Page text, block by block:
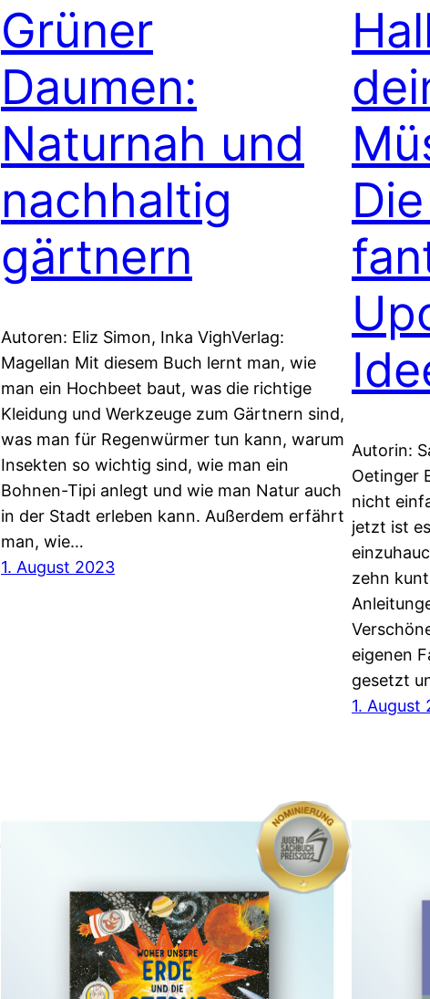
Grüner
Daumen:
Naturnah und
nachhaltig
gärtnern
Autoren: Eliz Simon, Inka VighVerlag:
Magellan Mit diesem Buch lernt man, wie
man ein Hochbeet baut, was die richtige
Kleidung und Werkzeuge zum Gärtnern sind,
was man für Regenwürmer tun kann, warum
Insekten so wichtig sind, wie man ein
Bohnen-Tipi anlegt und wie man Natur auch
in der Stadt erleben kann. Außerdem erfährt
man, wie…
1. August 2023
Autorin:
Oetinger
nicht
jetzt ist
zehn
eigenen
gesetzt
1. August